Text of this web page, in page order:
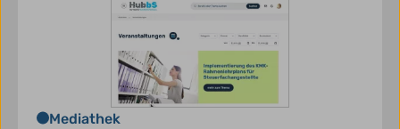
Mediathek